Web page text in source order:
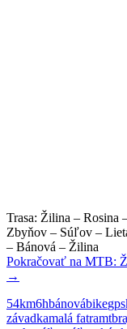
Trasa: Žilina – Rosina
Zbyňov – Súľov –
– Bánová – Žilina
Pokračovať na MTB:
→
54km6hbánovábikegps
závadkamalá fatramtb